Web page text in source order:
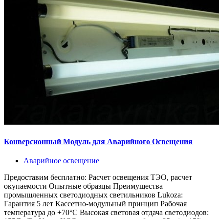
Конверсионный Модуль для Аварийного Освещения
Аварийное освещение
Предоставим бесплатно: Расчет освещения ТЭО, расчет
окупаемости Опытные образцы Преимущества
промышленных светодиодных светильников Lukoza:
Гарантия 5 лет Кассетно-модульный принцип Рабочая
температура до +70°С Высокая световая отдача светодиодов: